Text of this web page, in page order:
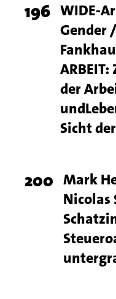
Page
number
196 Titel
WIDE-
Gender
der
Sicht
Page
number
200 Titel
Mark
Nicolas